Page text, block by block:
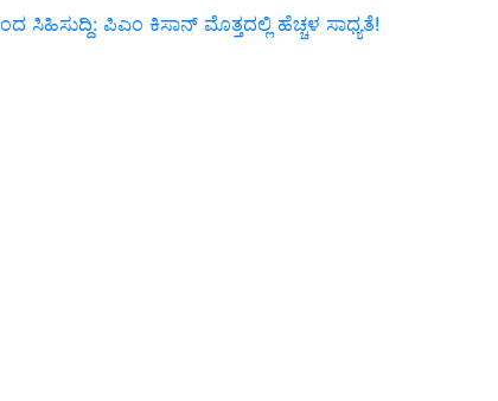
ಸಿಹಿಸುದ್ದಿ: ಪಿಎಂ ಕಿಸಾನ್ ಮೊತ್ತದಲ್ಲಿ ಹೆಚ್ಚಳ ಸಾಧ್ಯತೆ!